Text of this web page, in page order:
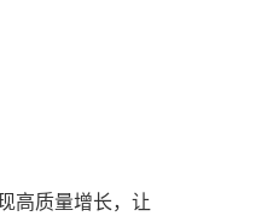
高质量增长，让